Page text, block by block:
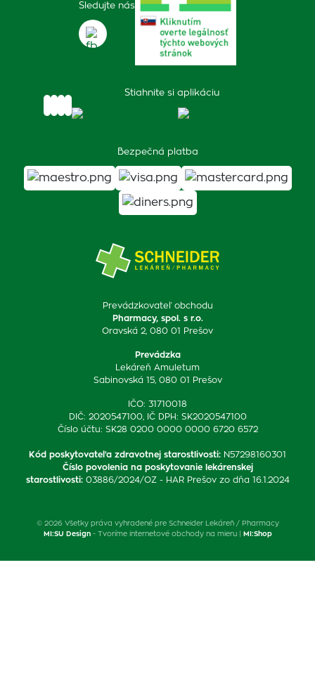
Prevádzkovateľ obchodu
Pharmacy, spol. s r.o.
Oravská 2, 080 01 Prešov
Prevádzka
Lekáreň Amuletum
Sabinovská 15, 080 01 Prešov
IČO: 31710018
DIČ: 2020547100, IČ DPH: SK2020547100
Číslo účtu: SK28 0200 0000 0000 6720 6572
Kód poskytovateľa zdravotnej starostlivosti: N57298160301
Číslo povolenia na poskytovanie lekárenskej
starostlivosti: 03886/2024/OZ - HAR Prešov zo dňa 16.1.2024
Sledujte nás
Stiahnite si aplikáciu
Bezpečná platba
© 2026 Všetky práva vyhradené pre Schneider Lekáreň / Pharmacy
MI:SU Design- Tvoríme internetové obchody na mieru | MI:Shop